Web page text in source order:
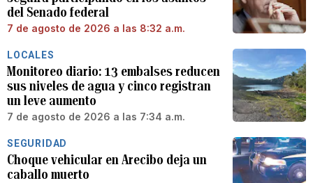
del Senado federal
7 de agosto de 2026 a las 8:32 a.m.
LOCALES
Monitoreo diario: 13 embalses reducen
sus niveles de agua y cinco registran
un leve aumento
7 de agosto de 2026 a las 7:34 a.m.
SEGURIDAD
Choque vehicular en Arecibo deja un
caballo muerto